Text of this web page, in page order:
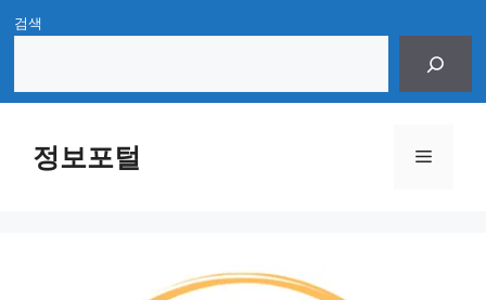
Skip
content
검색
정보포털 Menu